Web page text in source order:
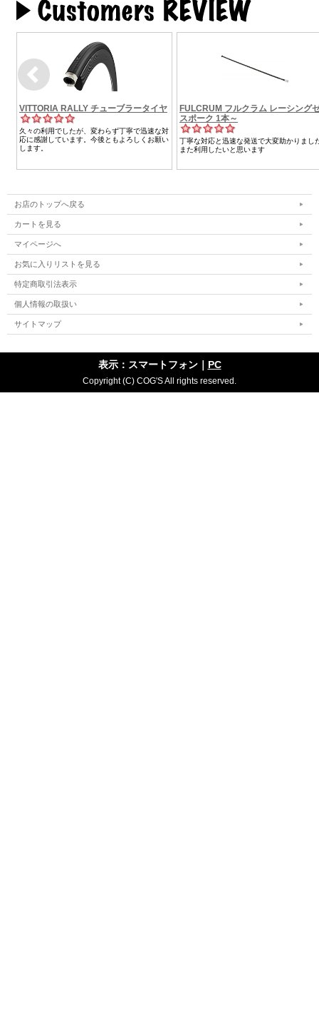
お店のトップへ戻る
カートを見る
マイページへ
お気に入りリストを見る
特定商取引法表示
個人情報の取扱い
サイトマップ
表示：スマートフォン｜ PC
Copyright (C) COG'S All rights reserved.